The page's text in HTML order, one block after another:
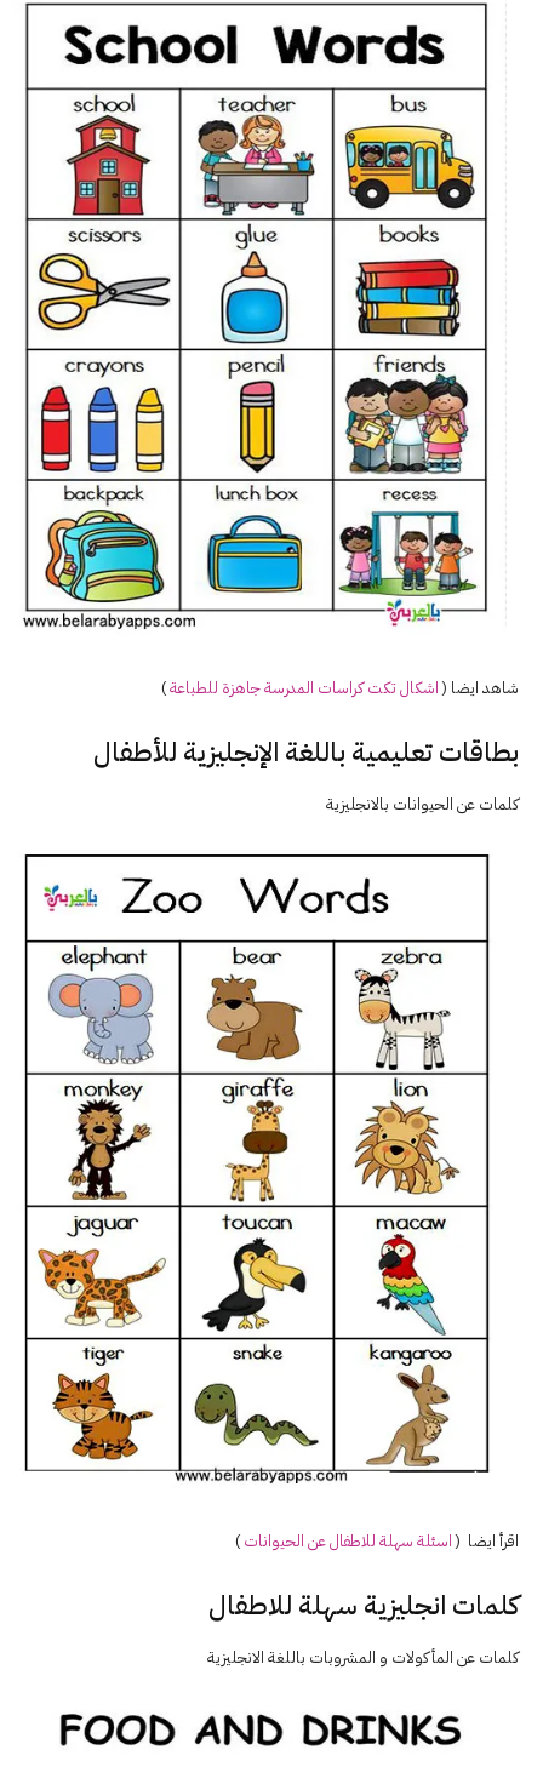
شاهد ايضا (اشكال تكت كراسات المدرسةجاهزة للطباعة)
بطاقات تعليمية باللغة الإنجليزية للأطفال
كلمات عن الحيوانات بالانجليزية
اقرأ ايضا (اسئلة سهلة للاطفال عن الحيوانات )
كلمات انجليزية سهلة للاطفال
كلمات عن المأكولات و المشروبات باللغة الانجليزية